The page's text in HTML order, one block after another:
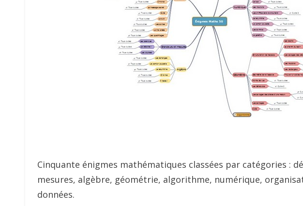
Cinquante énigmes mathématiques classées par catégories :
mesures, algèbre, géométrie, algorithme, numérique,
données.